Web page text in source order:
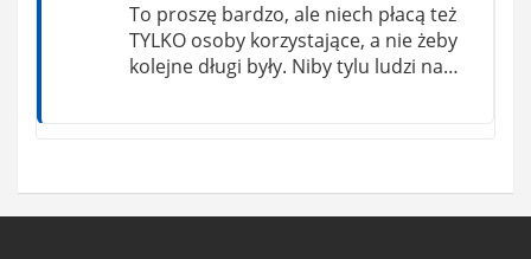
To proszę bardzo, ale niech płacą też
TYLKO osoby korzystające, a nie żeby
kolejne długi były. Niby tylu ludzi na…